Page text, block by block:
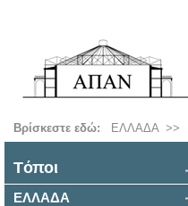
Βρίσκεστε εδώ: ΕΛΛΑΔΑ>>
Tόποι
ΕΛΛΑΔΑ